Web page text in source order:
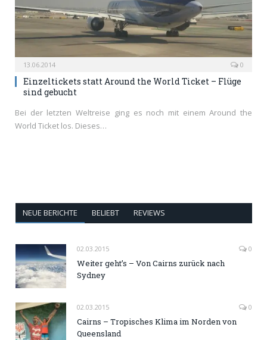
13.06.2014 0
Einzeltickets statt Around the World Ticket – Flüge
sind gebucht
Bei der letzten Weltreise ging es noch mit einem Around the
World Ticket los. Dieses…
NEUE BERICHTE BELIEBT REVIEWS
02.03.2015 0
Weiter geht’s – Von Cairns zurück nach
Sydney
02.03.2015 0
Cairns – Tropisches Klima im Norden von
Queensland